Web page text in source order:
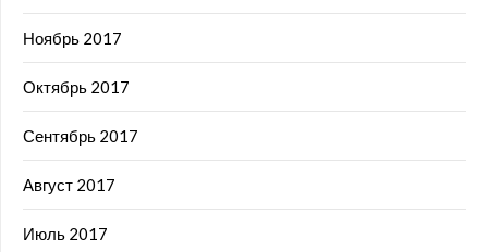
Ноябрь 2017
Октябрь 2017
Сентябрь 2017
Август 2017
Июль 2017